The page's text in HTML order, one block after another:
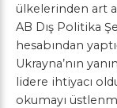
ülkelerinden art
AB Dış Politika
hesabından
Ukrayna’nın
lidere ihtiyacı
okumayı